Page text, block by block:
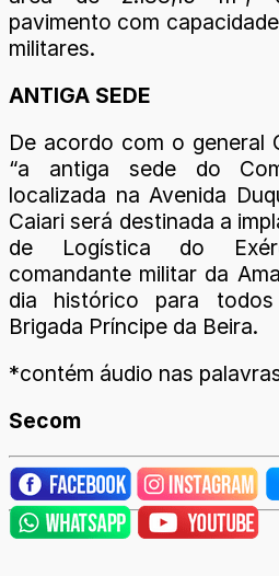
pavimento com
militares.
ANTIGA SEDE
De acordo com o general
“a antiga sede do
localizada na Avenida
Caiari será destinada a
de Logística do
comandante militar da
dia histórico para
Brigada Príncipe da Beira.
*contém áudio nas
Secom